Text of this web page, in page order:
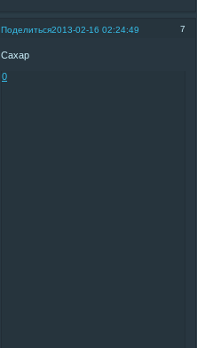
Поделиться 7
2013-02-16 02:24:49
Сахар
0